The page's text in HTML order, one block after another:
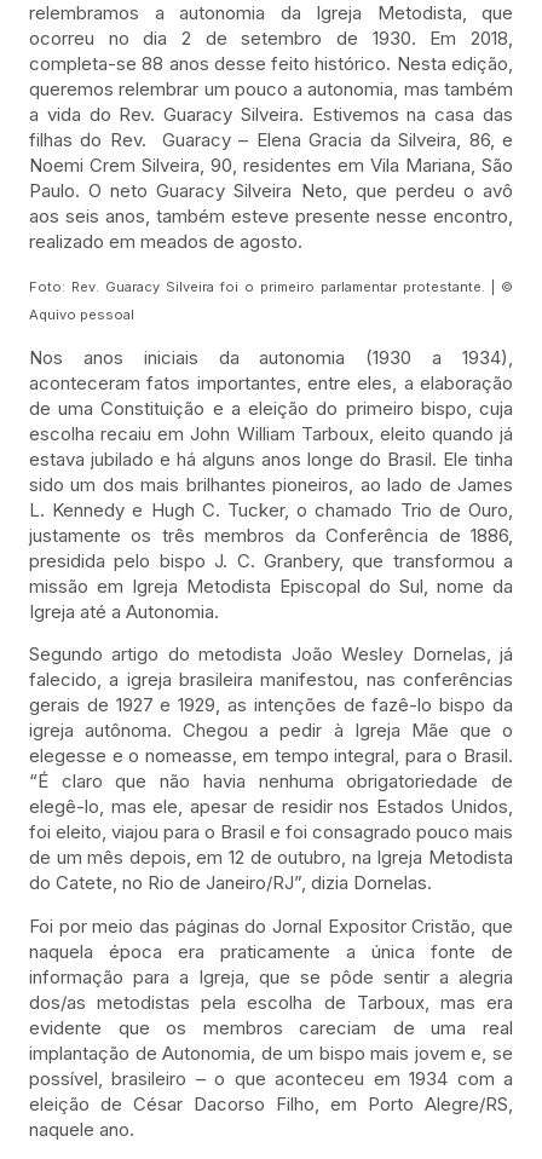
relembramos a autonomia da Igreja Metodista, que
ocorreu no dia 2 de setembro de 1930. Em 2018,
completa-se 88 anos desse feito histórico. Nesta edição,
queremos relembrar um pouco a autonomia, mas também
a vida do Rev. Guaracy Silveira. Estivemos na casa das
filhas do Rev. Guaracy – Elena Gracia da Silveira, 86, e
Noemi Crem Silveira, 90, residentes em Vila Mariana, São
Paulo. O neto Guaracy Silveira Neto, que perdeu o avô
aos seis anos, também esteve presente nesse encontro,
realizado em meados de agosto.
Foto: Rev. Guaracy Silveira foi o primeiro parlamentar protestante. | ©
Aquivo pessoal
Nos anos iniciais da autonomia (1930 a 1934),
aconteceram fatos importantes, entre eles, a elaboração
de uma Constituição e a eleição do primeiro bispo, cuja
escolha recaiu em John William Tarboux, eleito quando já
estava jubilado e há alguns anos longe do Brasil. Ele tinha
sido um dos mais brilhantes pioneiros, ao lado de James
L. Kennedy e Hugh C. Tucker, o chamado Trio de Ouro,
justamente os três membros da Conferência de 1886,
presidida pelo bispo J. C. Granbery, que transformou a
missão em Igreja Metodista Episcopal do Sul, nome da
Igreja até a Autonomia.
Segundo artigo do metodista João Wesley Dornelas, já
falecido, a igreja brasileira manifestou, nas conferências
gerais de 1927 e 1929, as intenções de fazê-lo bispo da
igreja autônoma. Chegou a pedir à Igreja Mãe que o
elegesse e o nomeasse, em tempo integral, para o Brasil.
“É claro que não havia nenhuma obrigatoriedade de
elegê-lo, mas ele, apesar de residir nos Estados Unidos,
foi eleito, viajou para o Brasil e foi consagrado pouco mais
de um mês depois, em 12 de outubro, na Igreja Metodista
do Catete, no Rio de Janeiro/RJ”, dizia Dornelas.
Foi por meio das páginas do Jornal Expositor Cristão, que
naquela época era praticamente a única fonte de
informação para a Igreja, que se pôde sentir a alegria
dos/as metodistas pela escolha de Tarboux, mas era
evidente que os membros careciam de uma real
implantação de Autonomia, de um bispo mais jovem e, se
possível, brasileiro – o que aconteceu em 1934 com a
eleição de César Dacorso Filho, em Porto Alegre/RS,
naquele ano.